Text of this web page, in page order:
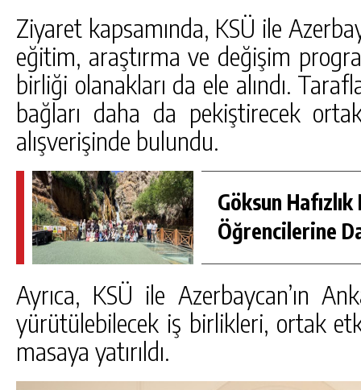
Ziyaret kapsamında, KSÜ ile
eğitim, araştırma ve değişim
birliği olanakları da ele alındı.
bağları daha da pekiştirecek
alışverişinde bulundu.
Göksun Hafızlık
Öğrencilerine
Ayrıca, KSÜ ile Azerbaycan’ın
yürütülebilecek iş birlikleri, ortak
masaya yatırıldı.